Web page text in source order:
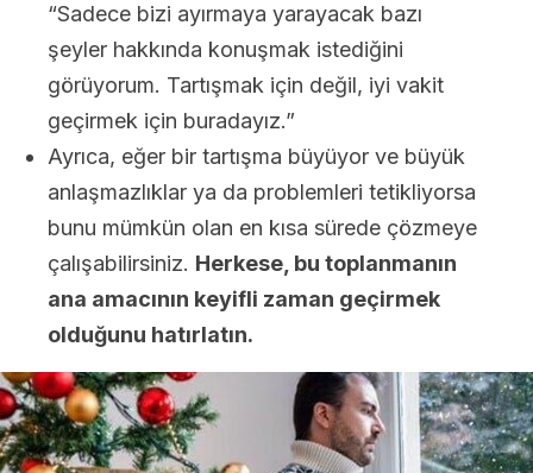
“Sadece bizi ayırmaya yarayacak bazı
şeyler hakkında konuşmak istediğini
görüyorum. Tartışmak için değil, iyi vakit
geçirmek için buradayız.”
Ayrıca, eğer bir tartışma büyüyor ve büyük
anlaşmazlıklar ya da problemleri tetikliyorsa
bunu mümkün olan en kısa sürede çözmeye
çalışabilirsiniz. Herkese, bu toplanmanın
ana amacının keyifli zaman geçirmek
olduğunu hatırlatın.